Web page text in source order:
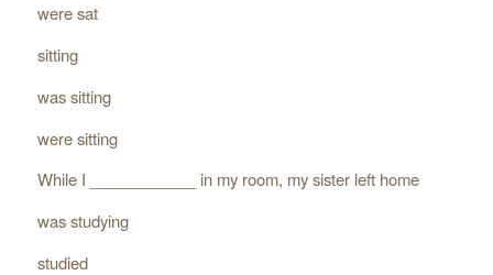
were sat
sitting
was sitting
were sitting
While I ____________ in my room, my sister left home
was studying
studied